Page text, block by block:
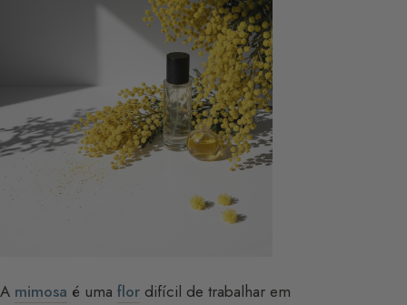
A mimosa é uma flor difícil de trabalhar em